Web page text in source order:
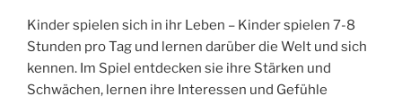
Kinder spielen sich in ihr Leben – Kinder spielen 7-8
Stunden pro Tag und lernen darüber die Welt und sich
kennen. Im Spiel entdecken sie ihre Stärken und
Schwächen, lernen ihre Interessen und Gefühle